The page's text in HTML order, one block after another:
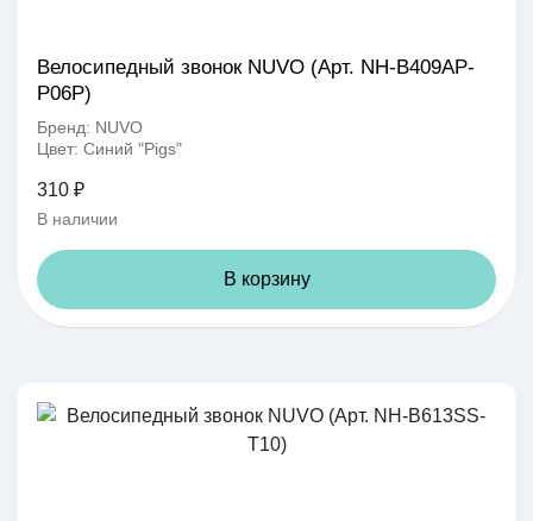
Велосипедный звонок NUVO (Арт. NH-B409AP-
P06P)
Бренд: NUVO
Цвет: Синий "Pigs"
310 ₽
В наличии
В корзину